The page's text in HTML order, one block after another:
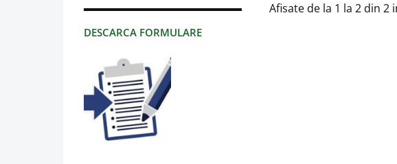
DESCARCA FORMULARE
Afisate de la 1 la 2 din 2